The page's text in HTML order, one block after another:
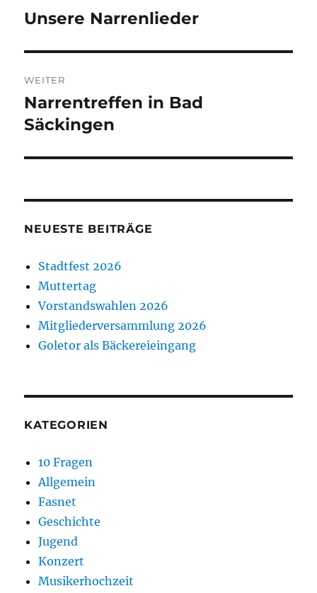
Vorheriger
Unsere Narrenlieder
WEITER
Nächster
Beitrag:
Narrentreffen in Bad
Säckingen
NEUESTE BEITRÄGE
Stadtfest 2026
Muttertag
Vorstandswahlen 2026
Mitgliederversammlung 2026
Goletor als Bäckereieingang
KATEGORIEN
10 Fragen
Allgemein
Fasnet
Geschichte
Jugend
Konzert
Musikerhochzeit